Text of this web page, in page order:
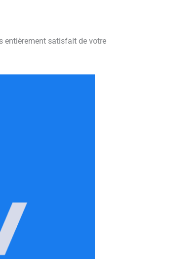
entièrement satisfait de votre